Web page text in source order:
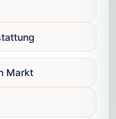
Markt